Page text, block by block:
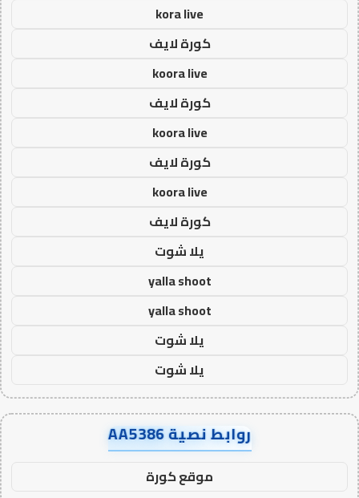
kora live
كورة لايف
koora live
كورة لايف
koora live
كورة لايف
koora live
كورة لايف
يلا شوت
yalla shoot
yalla shoot
يلا شوت
يلا شوت
روابط نصية AA5386
موقع كورة